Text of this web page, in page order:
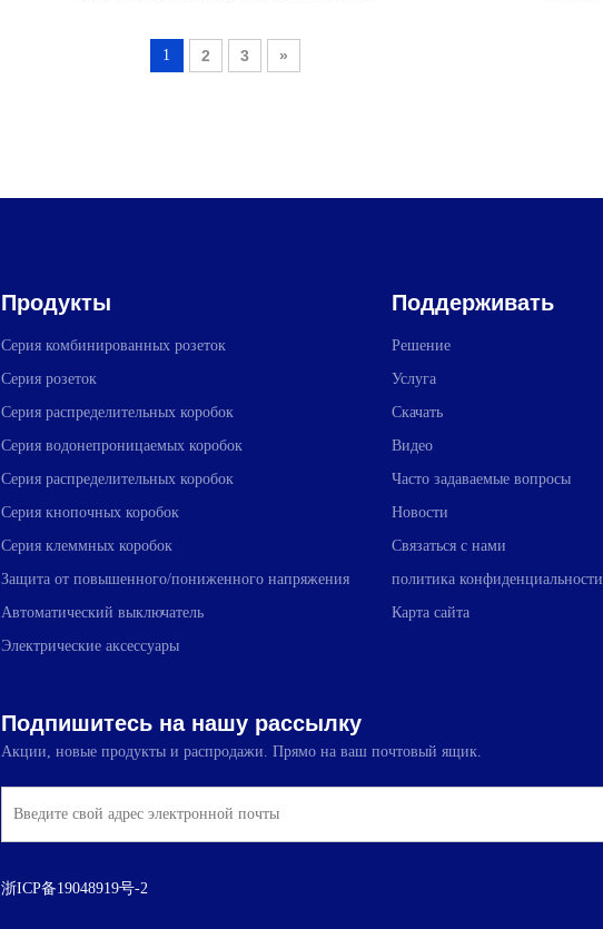
1 2 3 »
Продукты
Серия комбинированных розеток
Серия розеток
Серия распределительных коробок
Серия водонепроницаемых коробок
Серия распределительных коробок
Серия кнопочных коробок
Серия клеммных коробок
Защита от повышенного/пониженного напряжения
Автоматический выключатель
Электрические аксессуары
Поддерживать
Решение
Услуга
Скачать
Видео
Часто задаваемые вопросы
Новости
Связаться с нами
политика конфиденциальности
Карта сайта
Подпишитесь на нашу рассылку
Акции, новые продукты и распродажи. Прямо на ваш почтовый ящик.
浙ICP备19048919号-2